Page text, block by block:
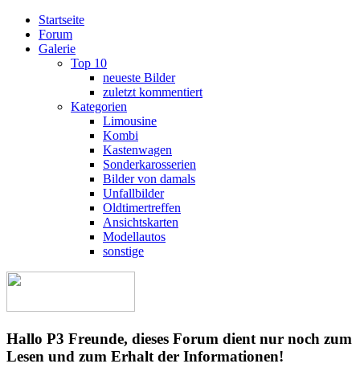
Startseite
Forum
Galerie
Top 10
neueste Bilder
zuletzt kommentiert
Kategorien
Limousine
Kombi
Kastenwagen
Sonderkarosserien
Bilder von damals
Unfallbilder
Oldtimertreffen
Ansichtskarten
Modellautos
sonstige
Hallo P3 Freunde, dieses Forum dient nur noch zum
Lesen und zum Erhalt der Informationen!